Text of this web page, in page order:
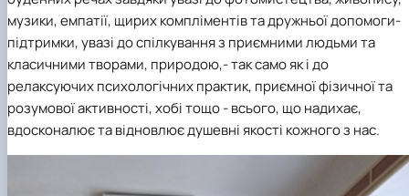
музики, емпатії, щирих компліментів та дружньої допомоги-
підтримки, увазі до спілкування з приємними людьми та
класичними творами, природою,- так само як і до
релаксуючих психологічних практик, приємної фізичної та
розумової активності, хобі тощо - всього, що надихає,
вдосконалює та відновлює душевні якості кожного з нас.